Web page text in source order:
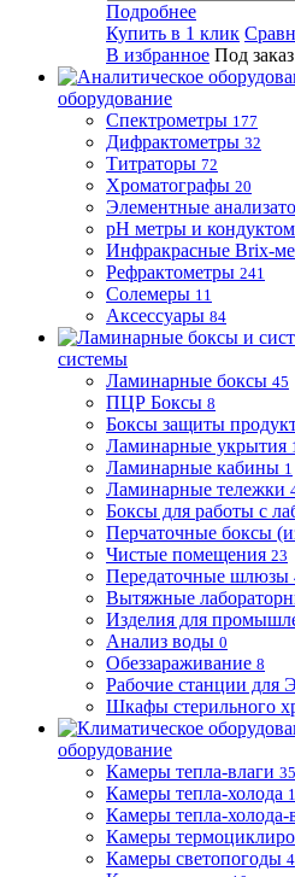
Подробнее
Купить в 1 клик
В избранное Под заказ
оборудование
Спектрометры 177
Дифрактометры 32
Титраторы 72
Хроматографы 20
Элементные
pH метры и
Инфракрасные Brix-
Рефрактометры 241
Солемеры 11
Аксессуары 84
системы
Ламинарные боксы 45
ПЦР Боксы 8
Боксы защиты
Ламинарные укрытия
Ламинарные кабины 1
Ламинарные тележки
Боксы для работы с
Перчаточные боксы
Чистые помещения 23
Передаточные шлюзы
Вытяжные
Изделия для
Анализ воды 0
Обеззараживание 8
Рабочие станции для
Шкафы стерильного
оборудование
Камеры тепла-влаги 35
Камеры тепла-холода
Камеры тепла-холода-
Камеры
Камеры светопогоды 4